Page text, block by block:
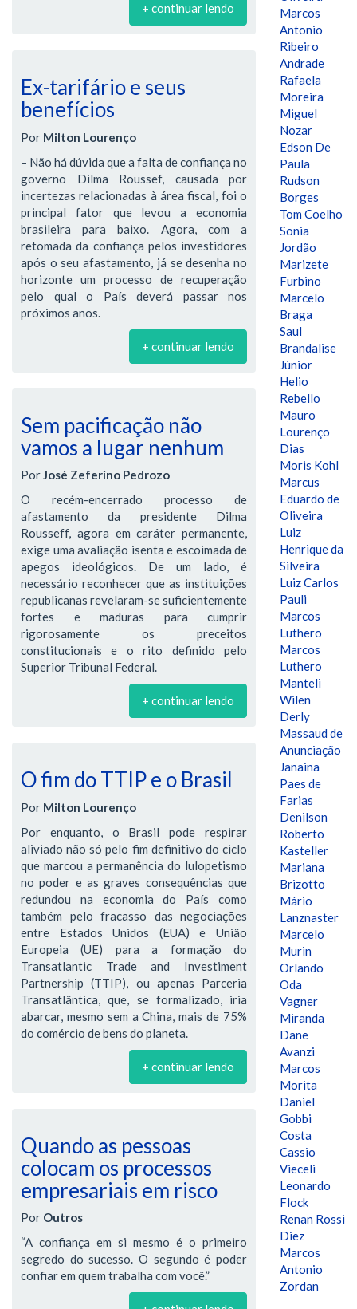
+ continuar lendo
Ex-tarifário e seus
benefícios
Por Milton Lourenço
– Não há dúvida que a falta de confiança no
governo Dilma Roussef, causada por
incertezas relacionadas à área fiscal, foi o
principal fator que levou a economia
brasileira para baixo. Agora, com a
retomada da confiança pelos investidores
após o seu afastamento, já se desenha no
horizonte um processo de recuperação
pelo qual o País deverá passar nos
próximos anos.
+ continuar lendo
Sem pacificação não
vamos a lugar nenhum
PorJosé Zeferino Pedrozo
O recém-encerrado processo de
afastamento da presidente Dilma
Rousseff, agora em caráter permanente,
exige uma avaliação isenta e escoimada de
apegos ideológicos. De um lado, é
necessário reconhecer que as instituições
republicanas revelaram-se suficientemente
fortes e maduras para cumprir
rigorosamente os preceitos
constitucionais e o rito definido pelo
Superior Tribunal Federal.
+ continuar lendo
O fim do TTIP e o Brasil
Por Milton Lourenço
Por enquanto, o Brasil pode respirar
aliviado não só pelo fim definitivo do ciclo
que marcou a permanência do lulopetismo
no poder e as graves consequências que
redundou na economia do País como
também pelo fracasso das negociações
entre Estados Unidos (EUA) e União
Europeia (UE) para a formação do
Transatlantic Trade and Investiment
Partnership (TTIP), ou apenas Parceria
Transatlântica, que, se formalizado, iria
abarcar, mesmo sem a China, mais de 75%
do comércio de bens do planeta.
+ continuar lendo
Quando as pessoas
colocam os processos
empresariais em risco
Por Outros
“A confiança em si mesmo é o primeiro
segredo do sucesso. O segundo é poder
confiar em quem trabalha com você.”
Marcos
Antonio
Ribeiro
Andrade
Rafaela
Moreira
Miguel
Nozar
Edson De
Paula
Rudson
Borges
Tom Coelho
Sonia
Jordão
Marizete
Furbino
Marcelo
Braga
Saul
Brandalise
Júnior
Helio
Rebello
Mauro
Lourenço
Dias
Moris Kohl
Marcus
Eduardo de
Oliveira
Luiz
Henrique da
Silveira
Luiz Carlos
Pauli
Marcos
Luthero
Marcos
Luthero
Manteli
Wilen
Derly
Massaud de
Anunciação
Janaina
Paes de
Farias
Denilson
Roberto
Kasteller
Mariana
Brizotto
Mário
Lanznaster
Marcelo
Murin
Orlando
Oda
Vagner
Miranda
Dane
Avanzi
Marcos
Morita
Daniel
Gobbi
Costa
Cassio
Vieceli
Leonardo
Flock
Renan Rossi
Diez
Marcos
Antonio
Zordan